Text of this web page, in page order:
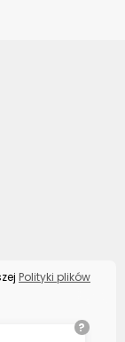
Polityki plików
?